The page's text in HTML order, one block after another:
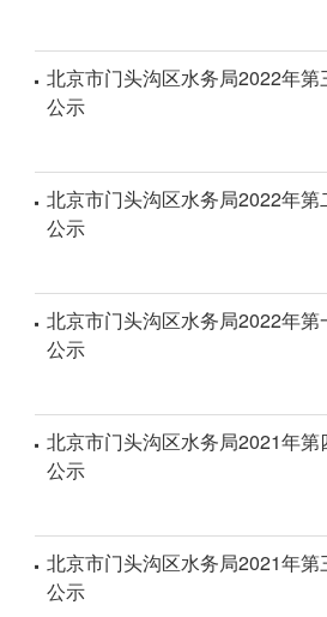
北京市门头沟区水务局2022年
公示
北京市门头沟区水务局2022年
公示
北京市门头沟区水务局2022年
公示
北京市门头沟区水务局2021年
公示
北京市门头沟区水务局2021年
公示